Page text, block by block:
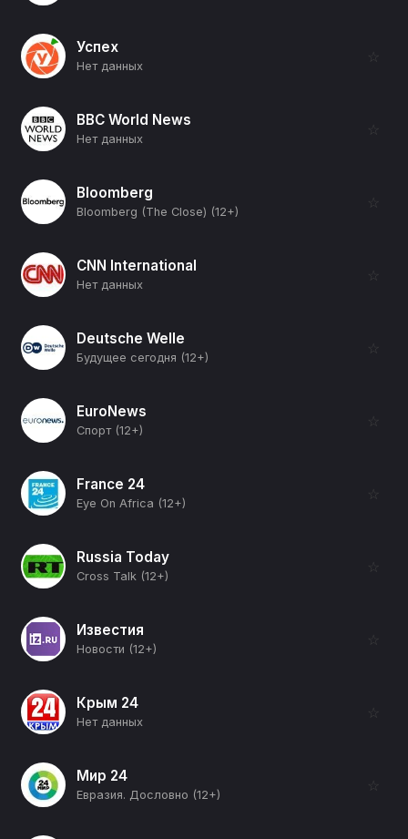
Успех
Нет данных
☆
BBC World News
Нет данных
☆
Bloomberg
Bloomberg (The Close) (12+)
☆
CNN International
Нет данных
☆
Deutsche Welle
Будущее сегодня (12+)
☆
EuroNews
Спорт (12+)
☆
France 24
Eye On Africa (12+)
☆
Russia Today
Cross Talk (12+)
☆
Известия
Новости (12+)
☆
Крым 24
Нет данных
☆
Мир 24
Евразия. Дословно (12+)
☆